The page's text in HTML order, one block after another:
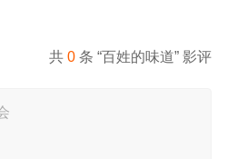
共0 条 “百姓的味道” 影评